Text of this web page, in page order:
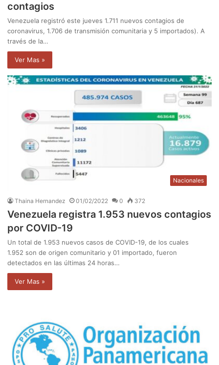
contagios
Venezuela registró este jueves 1.711 nuevos contagios de
coronavirus, 1.706 de transmisión comunitaria y 5 importados). A
través de la…
Ver Mas »
Nacionales
Thaina Hernandez 01/02/2022 0 372
Venezuela registra 1.953 nuevos contagios
por COVID-19
Un total de 1.953 nuevos casos de COVID-19, de los cuales
1.952 son de origen comunitario y 01 importado, fueron
detectados en las últimas 24 horas…
Ver Mas »